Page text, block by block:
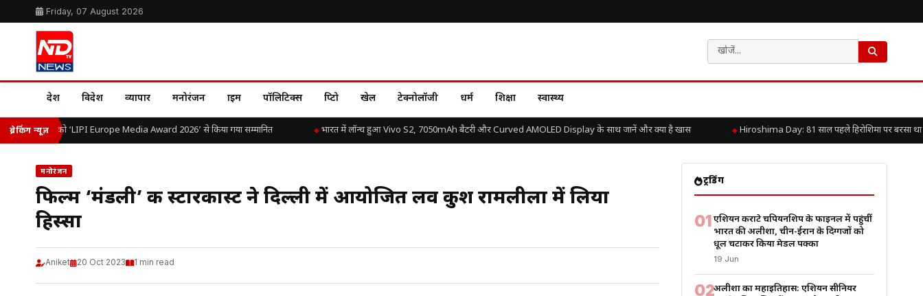
Friday, 07 August 2026
देश विदेश व्यापार मनोरंजन क्राइम पॉलिटिक्स क्रिप्टो खेल टेक्नोलॉजी धर्म शिक्षा स्वास्थ्य
ब्रेकिंग न्यूज़
ओ.पी. यादव को ‘LIPI Europe Media Award 2026’ से किया गया सम्मानित भारत में लॉन्च हुआ Vivo S2, 7050mAh बैटरी और Curved AMOLED Display के साथ जानें और क्या है खास Hiroshima Day: 81 साल पहले हिरोशिमा पर बरसा था
मनोरंजन
फिल्म ‘मंडली’ की स्टारकास्ट ने दिल्ली में आयोजित लव कुश रामलीला में लिया
हिस्सा
Aniket 20 Oct 2023 1 min read
ट्रेंडिंग
01एशियन कराटे चैंपियनशिप के फाइनल में पहुंचीं
भारत की अलीशा, चीन-ईरान के दिग्गजों को
धूल चटाकर किया मेडल पक्का
19 Jun
02अलीशा का महाइतिहास: एशियन सीनियर